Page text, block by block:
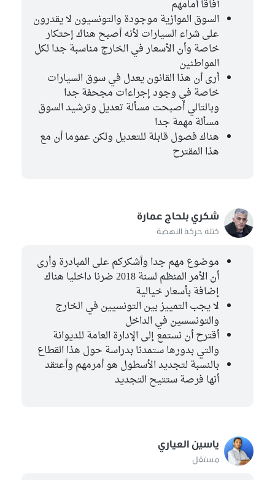
آفاقا أمامهم
السوق الموازية موجودة والتونسيون لا يقدرون
على شراء السيارات لأنه أصبح هناك إحتكار
خاصة وأن الأسعار في الخارج مناسبة جدا لكل
المواطنين
أرى أن هذا القانون يعدل في سوق السيارات
خاصة في وجود إجراءات مجحفة جدا
وبالتالي أصبحت مسألة تعديل وترشيد السوق
مسألة مهمة جدا
هناك فصول قابلة للتعديل ولكن عموما أن مع
هذا المقترح
شكري بلحاج عمارة
كتلة حركة النهضة
موضوع مهم جدا وأشكركم على المبادرة وأرى
أن الأمر المنظم لسنة 2018 ضرنا داخليا هناك
إضافة بأسعار خيالية
لا يجب التمييز بين التونسيين في الخارج
والتونسسين في الداخل
أقترح أن نستمع إلى الإدارة العامة للديوانة
والتي بدورها ستمدنا بدراسة حول هذا القطاع
بالنسبة لتجديد الأسطول هو أمرمهم وأعتقد
أنها فرصة ستتيح التجديد
ياسين العياري
مستقل